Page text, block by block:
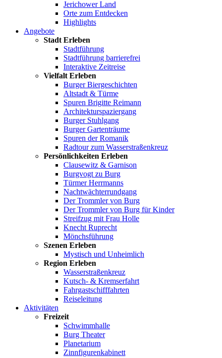
Jerichower Land
Orte zum Entdecken
Highlights
Angebote
Stadt Erleben
Stadtführung
Stadtführung barrierefrei
Interaktive Zeitreise
Vielfalt Erleben
Burger Biergeschichten
Altstadt & Türme
Spuren Brigitte Reimann
Architekturspaziergang
Burger Stuhlgang
Burger Gartenträume
Spuren der Romanik
Radtour zum Wasserstraßenkreuz
Persönlichkeiten Erleben
Clausewitz & Garnison
Burgvogt zu Burg
Türmer Herrmanns
Nachtwächterrundgang
Der Trommler von Burg
Der Trommler von Burg für Kinder
Streifzug mit Frau Holle
Knecht Ruprecht
Mönchsführung
Szenen Erleben
Mystisch und Unheimlich
Region Erleben
Wasserstraßenkreuz
Kutsch- & Kremserfahrt
Fahrgastschifffahrten
Reiseleitung
Aktivitäten
Freizeit
Schwimmhalle
Burg Theater
Planetarium
Zinnfigurenkabinett